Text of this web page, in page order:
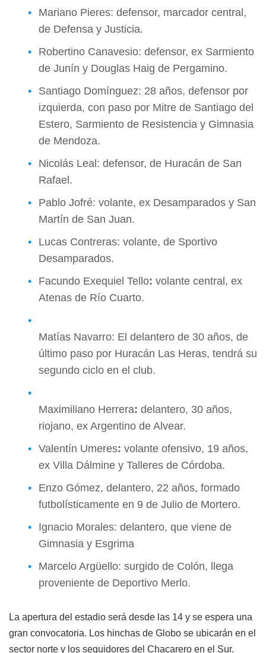
Mariano Pieres: defensor, marcador central,
de Defensa y Justicia.
Robertino Canavesio: defensor, ex Sarmiento
de Junín y Douglas Haig de Pergamino.
Santiago Domínguez: 28 años, defensor por
izquierda, con paso por Mitre de Santiago del
Estero, Sarmiento de Resistencia y Gimnasia
de Mendoza.
Nicolás Leal: defensor, de Huracán de San
Rafael.
Pablo Jofré: volante, ex Desamparados y San
Martín de San Juan.
Lucas Contreras: volante, de Sportivo
Desamparados.
Facundo Exequiel Tello: volante central, ex
Atenas de Río Cuarto.
Matías Navarro: El delantero de 30 años, de
último paso por Huracán Las Heras, tendrá su
segundo ciclo en el club.
Maximiliano Herrera: delantero, 30 años,
riojano, ex Argentino de Alvear.
Valentín Umeres: volante ofensivo, 19 años,
ex Villa Dálmine y Talleres de Córdoba.
Enzo Gómez, delantero, 22 años, formado
futbolísticamente en 9 de Julio de Mortero.
Ignacio Morales: delantero, que viene de
Gimnasia y Esgrima
Marcelo Argüello: surgido de Colón, llega
proveniente de Deportivo Merlo.
La apertura del estadio será desde las 14 y se espera una
gran convocatoria. Los hinchas de Globo se ubicarán en el
sector norte y los seguidores del Chacarero en el Sur.